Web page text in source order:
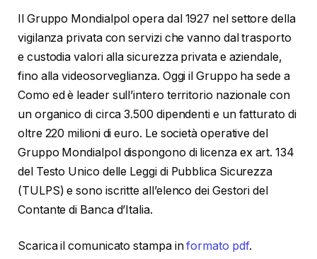
Il Gruppo Mondialpol opera dal 1927 nel settore della
vigilanza privata con servizi che vanno dal trasporto
e custodia valori alla sicurezza privata e aziendale,
fino alla videosorveglianza. Oggi il Gruppo ha sede a
Como ed è leader sull’intero territorio nazionale con
un organico di circa 3.500 dipendenti e un fatturato di
oltre 220 milioni di euro. Le società operative del
Gruppo Mondialpol dispongono di licenza ex art. 134
del Testo Unico delle Leggi di Pubblica Sicurezza
(TULPS) e sono iscritte all’elenco dei Gestori del
Contante di Banca d’Italia.
Scarica il comunicato stampa informato pdf.